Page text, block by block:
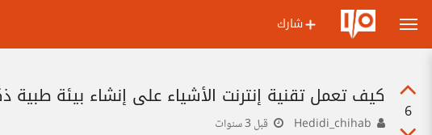
شارك
6
كيف تعمل تقنية إنترنت الأشياء على إنشاء بيئة طبية
قبل 3 سنوات